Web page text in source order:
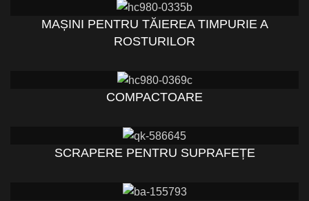
MAȘINI PENTRU TĂIEREA TIMPURIE A
ROSTURILOR
COMPACTOARE
SCRAPERE PENTRU SUPRAFEȚE